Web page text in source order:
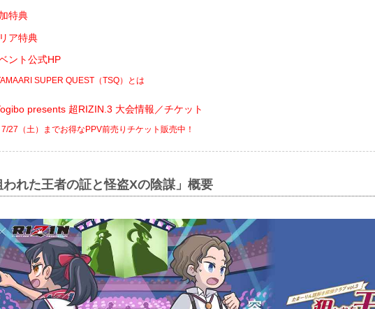
特典
ア特典
ント公式HP
SUPER QUEST（TSQ）とは
presents 超RIZIN.3 大会情報／チケット
7/27（土）までお得なPPV前売りチケット販売中！
われた王者の証と怪盗Xの陰謀」概要